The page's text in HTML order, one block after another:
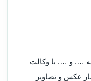
…. و …. با وکالت
عکس و تصاویر